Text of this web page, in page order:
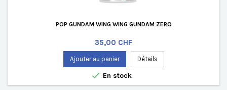
POP GUNDAM WING WING GUNDAM ZERO
Prix
35,00 CHF
Ajouter au panier Détails
 En stock